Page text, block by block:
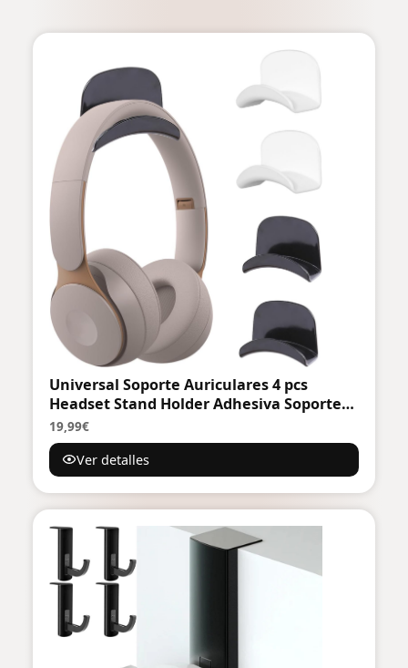
Universal Soporte Auriculares 4 pcs
Headset Stand Holder Adhesiva Soporte
Cascos Mesa Gancho Sujeta Colgador
Auricular para la Mayoría de los
Auriculares y el Controlador (Blanco +
Negro)
19,99€
Ver detalles